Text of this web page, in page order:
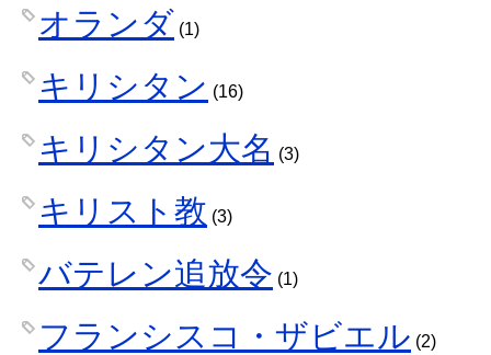
オランダ (1)
キリシタン (16)
キリシタン大名 (3)
キリスト教 (3)
バテレン追放令 (1)
フランシスコ・ザビエル (2)